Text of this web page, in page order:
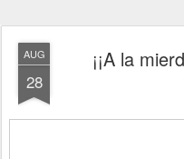
AUG
28
¡¡A la